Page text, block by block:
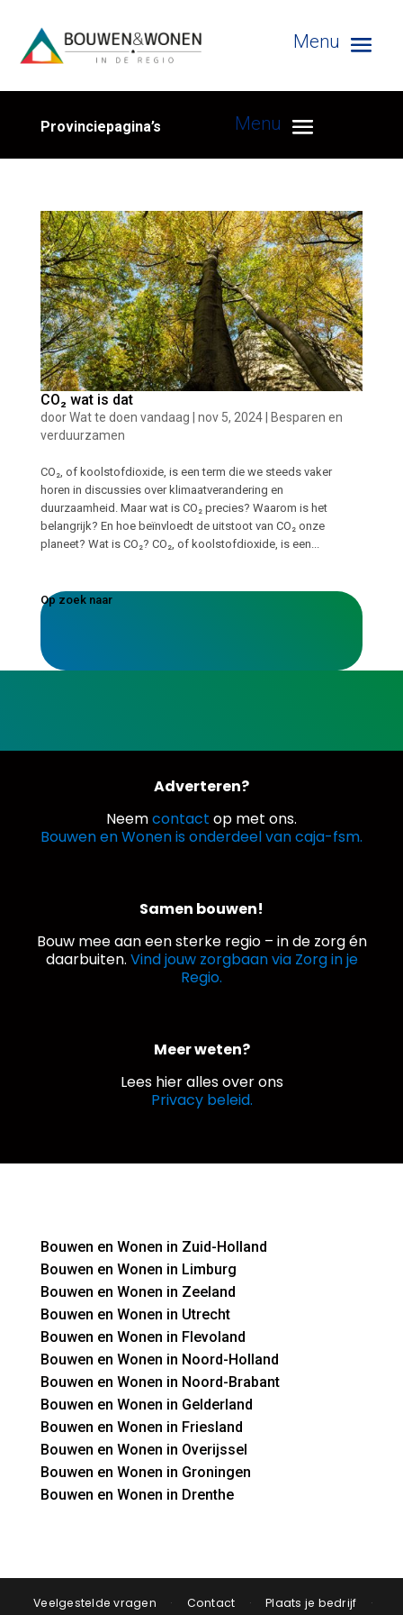
Provinciepagina’s
CO₂ wat is dat
doorWat te doen vandaag nov 5, 2024|
Besparen en
verduurzamen
CO₂, of koolstofdioxide, is een term die we steeds vaker
horen in discussies over klimaatverandering en
duurzaamheid. Maar wat is CO₂ precies? Waarom is het
belangrijk? En hoe beïnvloedt de uitstoot van CO₂ onze
planeet? Wat is CO₂? CO₂, of koolstofdioxide, is een...
Op zoek naar
Adverteren?
Neemcontact op met ons.
Bouwen en Wonen is onderdeel van caja-fsm.
Samen bouwen!
Bouw mee aan een sterke regio – in de zorg én
daarbuiten. Vind jouw zorgbaan via Zorg in je
Regio.
Meer weten?
Lees hier alles over ons
Privacy beleid.
Bouwen en Wonen in Zuid-Holland
Bouwen en Wonen in Limburg
Bouwen en Wonen in Zeeland
Bouwen en Wonen in Utrecht
Bouwen en Wonen in Flevoland
Bouwen en Wonen in Noord-Holland
Bouwen en Wonen in Noord-Brabant
Bouwen en Wonen in Gelderland
Bouwen en Wonen in Friesland
Bouwen en Wonen in Overijssel
Bouwen en Wonen in Groningen
Bouwen en Wonen in Drenthe
Veelgestelde vragen · Contact · Plaats je bedrijf
·